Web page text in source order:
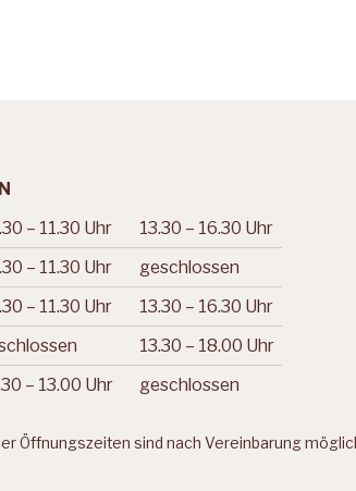
Nachmittag
– 11.30 Uhr
13.30 – 16.30 Uhr
– 11.30 Uhr
geschlossen
– 11.30 Uhr
13.30 – 16.30 Uhr
13.30 – 18.00 Uhr
– 13.00 Uhr geschlossen
Öffnungszeiten sind nach Vereinbarung